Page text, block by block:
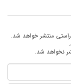
منتشر خواهد شد.
نخواهد شد.